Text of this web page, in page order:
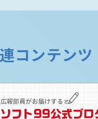
コンテンツ